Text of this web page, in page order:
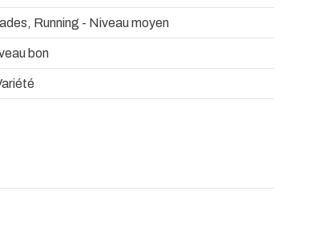
Running - Niveau moyen
bon